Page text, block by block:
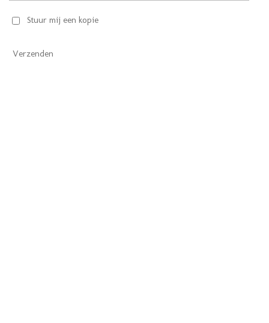
Stuur mij een kopie
Verzenden